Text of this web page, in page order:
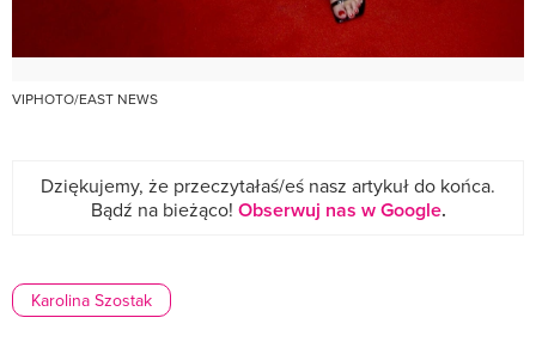
VIPHOTO/EAST NEWS
Dziękujemy, że przeczytałaś/eś nasz artykuł do końca.
Bądź na bieżąco! Obserwuj nas w Google.
Karolina Szostak